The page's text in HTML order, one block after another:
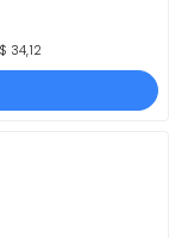
34,12